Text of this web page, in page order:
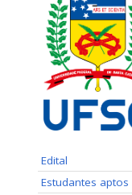
Edital
Estudantes aptos